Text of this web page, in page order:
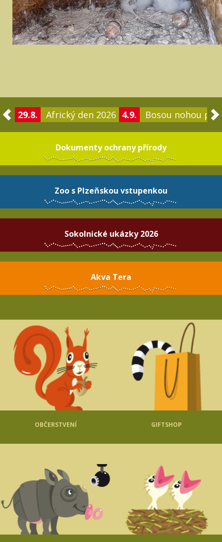
29.8. Africký den 2026 4.9. Bosou nohou po
Dokumenty ochrany přírody
Zoo s Plzeňskou vstupenkou
Sokolnické ukázky 2026
Akva Tera
OBČERSTVENÍ GIFTSHOP